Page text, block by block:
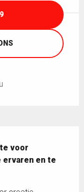
voor
ervaren en te